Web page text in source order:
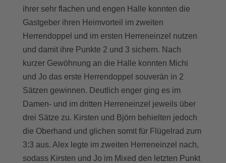
ihrer sehr flachen und engen Halle konnten die
Gastgeber ihren Heimvorteil im zweiten
Herrendoppel und im ersten Herreneinzel nutzen
und damit ihre Punkte 2 und 3 sichern. Nach
kurzer Gewöhnung an die Halle konnten Michi
und Jo das erste Herrendoppel souverän in 2
Sätzen gewinnen. Deutlich enger ging es im
Damen- und im dritten Herreneinzel jeweils über
drei Sätze zu. Kirsten und Björn behielten jedoch
die Oberhand und glichen somit für Flügelrad zum
3:3 aus. Alex legte im zweiten Herreneinzel nach,
sodass Kirsten und Jo im Mixed den letzten Punkt